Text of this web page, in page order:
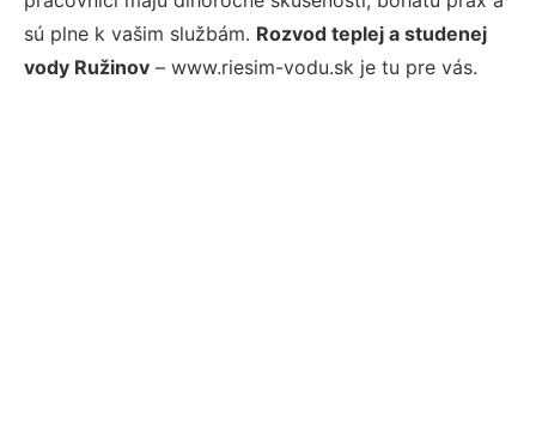
sú plne k vašim službám. Rozvod teplej a studenej
vody Ružinov – www.riesim-vodu.sk je tu pre vás.